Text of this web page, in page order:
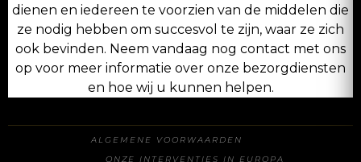
dienen en iedereen te voorzien van de middelen die
ze nodig hebben om succesvol te zijn, waar ze zich
ook bevinden. Neem vandaag nog contact met ons
op voor meer informatie over onze bezorgdiensten
en hoe wij u kunnen helpen.
ALGEMENE VOORWAARDEN
ONZE INTERVENTIES IN EUROPA